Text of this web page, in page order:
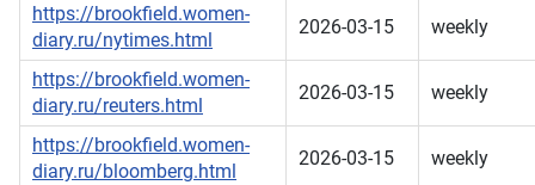
https://brookfield.women-
diary.ru/nytimes.html
2026-03-15 weekly
https://brookfield.women-
diary.ru/reuters.html
2026-03-15 weekly
https://brookfield.women-
diary.ru/bloomberg.html
2026-03-15 weekly